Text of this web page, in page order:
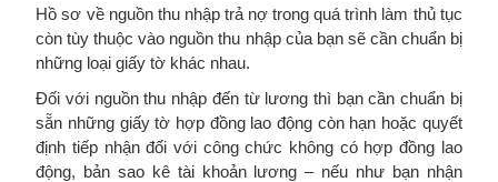
Hồ sơ về nguồn thu nhập trả nợ trong quá trình làm thủ tục
còn tùy thuộc vào nguồn thu nhập của bạn sẽ cần chuẩn bị
những loại giấy tờ khác nhau.
Đối với nguồn thu nhập đến từ lương thì bạn cần chuẩn bị
sẵn những giấy tờ hợp đồng lao động còn hạn hoặc quyết
định tiếp nhận đối với công chức không có hợp đồng lao
động, bản sao kê tài khoản lương – nếu như bạn nhận